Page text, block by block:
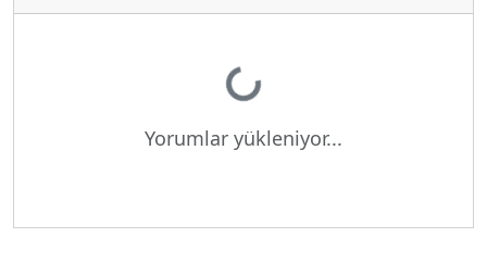
Yükleniyor...
Yorumlar yükleniyor...